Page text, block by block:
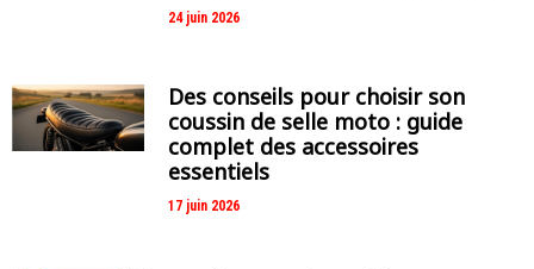
24 juin 2026
Des conseils pour choisir son
coussin de selle moto : guide
complet des accessoires
essentiels
17 juin 2026